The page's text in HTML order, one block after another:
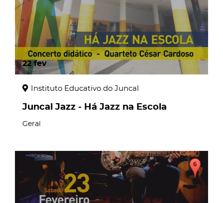
22 fev
Instituto Educativo do Juncal
Juncal Jazz - Há Jazz na Escola
Geral